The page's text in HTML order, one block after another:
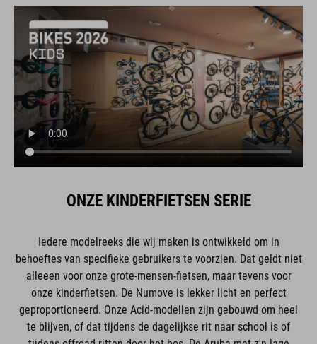
ONZE KINDERFIETSEN SERIE
Iedere modelreeks die wij maken is ontwikkeld om in
behoeftes van specifieke gebruikers te voorzien. Dat geldt niet
alleeen voor onze grote-mensen-fietsen, maar tevens voor
onze kinderfietsen. De Numove is lekker licht en perfect
geproportioneerd. Onze Acid-modellen zijn gebouwd om heel
te blijven, of dat tijdens de dagelijkse rit naar school is of